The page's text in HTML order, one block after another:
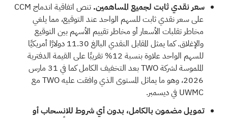
سعر نقدي ثابت لجميع المساهمين.
تنص اتفاقية اندماج CCM
على سعر نقدي ثابت للسهم الواحد عند التوقيع، مما يلغي
مخاطر تقلبات الأسعار أو مخاطر تقييم الأسهم بين التوقيع
والإغلاق. كما يمثل المقابل النقدي البالغ 11.30 دولارًا أمريكيًا
للسهم الواحد علاوة بنسبة 12% تقريبًا على القيمة الدفترية
الملموسة لشركة TWO بعد التخفيف الكامل كما في 31 مارس
2026، وهو ما يماثل المستوى الذي وافقت عليه TWO مع
UWMC في ديسمبر.
تمويل مضمون بالكامل، بدون أي شروط للانسحاب أو